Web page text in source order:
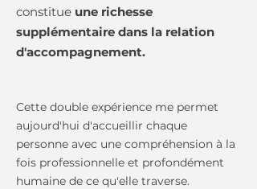
constitue une richesse
supplémentaire dans la relation
d'accompagnement.
Cette double expérience me permet
aujourd'hui d'accueillir chaque
personne avec une compréhension à la
fois professionnelle et profondément
humaine de ce qu'elle traverse.